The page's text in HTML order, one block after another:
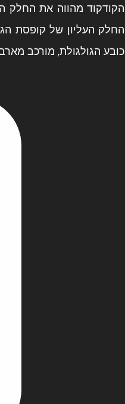
החלק העליון של קופסת
כובע הגולגולת, מורכב